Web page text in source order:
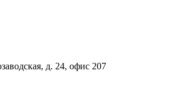
д. 24, офис 207